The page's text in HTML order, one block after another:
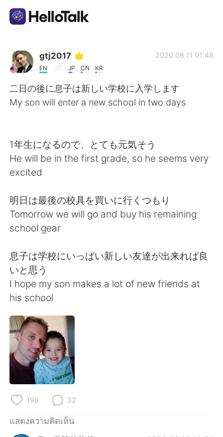
แอปแลกเปลี่ยนทางภาษา
ไทย
English 简体中文
繁體中文
العربية Français
Deutsch
한국어 Русский
Indonesia
Türkçe
Português
gtj2017
EN JP CN KR
2020.08.11 01:48
二日の後に息子は新しい学校に入学します
My son will enter a new school in two days
1年生になるので、とても元気そう
He will be in the first grade, so he seems very
excited
明日は最後の校具を買いに行くつもり
Tomorrow we will go and buy his remaining
school gear
息子は学校にいっぱい新しい友達が出来れば良
いと思う
I hope my son makes a lot of new friends at
his school
199 32
แสดงความคิดเห็น